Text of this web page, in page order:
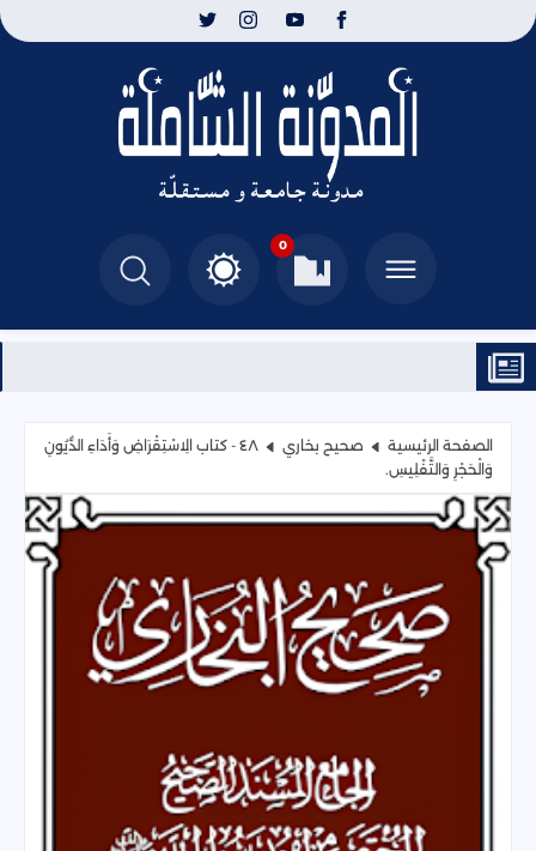
0
الصفحة الرئيسية صحيح بخاري
٤٨ - كتاب الِاسْتِقْرَاضِ وَأَدَاءِ الدُّيُونِ
وَالْحَجْرِ وَالتَّفْلِيسِ.